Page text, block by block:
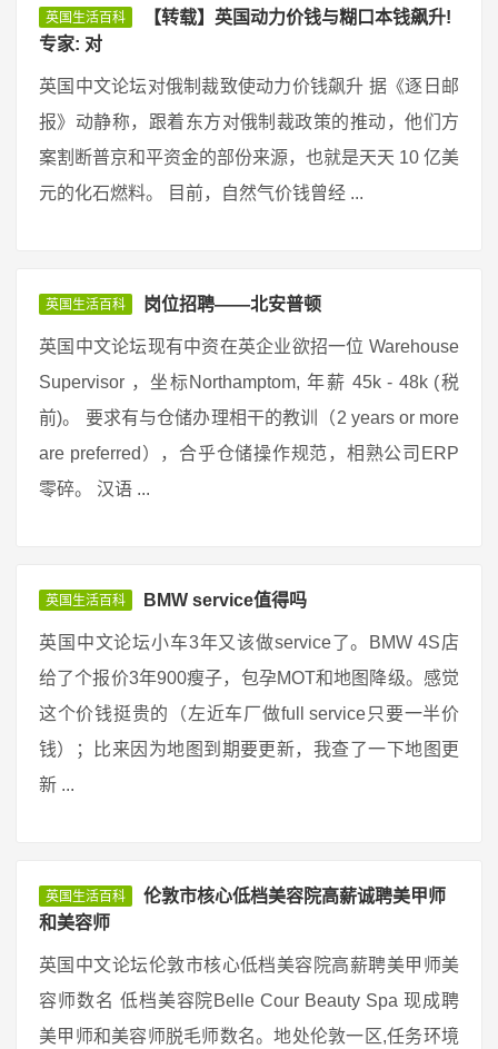
英国生活百科
【转载】英国动力价钱与糊口本钱飙升!
专家: 对
英国中文论坛对俄制裁致使动力价钱飙升 据《逐日邮
报》动静称，跟着东方对俄制裁政策的推动，他们方
案割断普京和平资金的部份来源，也就是天天 10 亿美
元的化石燃料。 目前，自然气价钱曾经 ...
英国生活百科 岗位招聘——北安普顿
英国中文论坛现有中资在英企业欲招一位 Warehouse
Supervisor ，坐标Northamptom, 年薪 45k - 48k (税
前)。 要求有与仓储办理相干的教训（2 years or more
are preferred），合乎仓储操作规范，相熟公司ERP
零碎。 汉语 ...
英国生活百科 BMW service值得吗
英国中文论坛小车3年又该做service了。BMW 4S店
给了个报价3年900瘦子，包孕MOT和地图降级。感觉
这个价钱挺贵的（左近车厂做full service只要一半价
钱）；比来因为地图到期要更新，我查了一下地图更
新 ...
英国生活百科
伦敦市核心低档美容院高薪诚聘美甲师
和美容师
英国中文论坛伦敦市核心低档美容院高薪聘美甲师美
容师数名 低档美容院Belle Cour Beauty Spa 现成聘
美甲师和美容师脱毛师数名。地处伦敦一区,任务环境